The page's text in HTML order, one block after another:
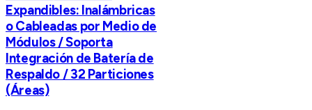
Expandibles: Inalámbricas
o Cableadas por Medio de
Módulos / Soporta
Integración de Batería de
Respaldo / 32 Particiones
(Áreas)